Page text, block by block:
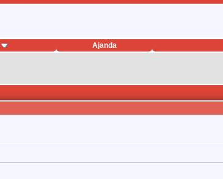
Ajanda